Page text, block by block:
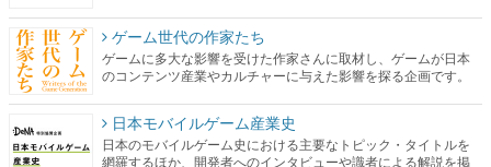
ゲーム世代の作家たち
ゲームに多大な影響を受けた作家さんに取材し、ゲームが日本
のコンテンツ産業やカルチャーに与えた影響を探る企画です。
日本モバイルゲーム産業史
日本のモバイルゲーム史における主要なトピック・タイトルを
網羅するほか、開発者へのインタビューや識者による解説を掲